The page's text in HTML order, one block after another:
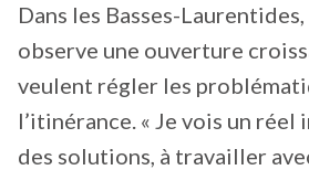
Dans les Basses-
observe une ouverture
veulent régler les
l’itinérance. « Je vois un
des solutions, à travailler